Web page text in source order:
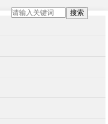
搜索